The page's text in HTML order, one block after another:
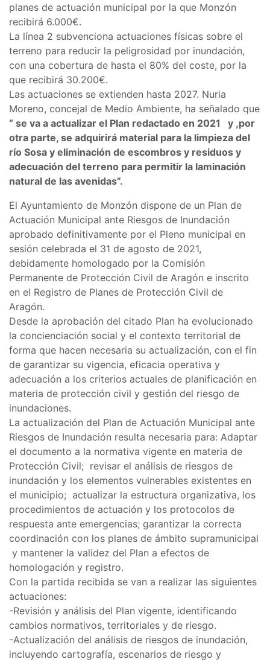
planes de actuación municipal por la que Monzón
recibirá 6.000€.
La línea 2 subvenciona actuaciones físicas sobre el
terreno para reducir la peligrosidad por inundación,
con una cobertura de hasta el 80% del coste, por la
que recibirá 30.200€.
Las actuaciones se extienden hasta 2027. Nuria
Moreno, concejal de Medio Ambiente, ha señalado que
“ se va a actualizar el Plan redactado en 2021 y ,por
otra parte, se adquirirá material para la limpieza del
río Sosa y eliminación de escombros y residuos y
adecuación del terreno para permitir la laminación
natural de las avenidas”.
El Ayuntamiento de Monzón dispone de un Plan de
Actuación Municipal ante Riesgos de Inundación
aprobado definitivamente por el Pleno municipal en
sesión celebrada el 31 de agosto de 2021,
debidamente homologado por la Comisión
Permanente de Protección Civil de Aragón e inscrito
en el Registro de Planes de Protección Civil de
Aragón.
Desde la aprobación del citado Plan ha evolucionado
la concienciación social y el contexto territorial de
forma que hacen necesaria su actualización, con el fin
de garantizar su vigencia, eficacia operativa y
adecuación a los criterios actuales de planificación en
materia de protección civil y gestión del riesgo de
inundaciones.
La actualización del Plan de Actuación Municipal ante
Riesgos de Inundación resulta necesaria para: Adaptar
el documento a la normativa vigente en materia de
Protección Civil; revisar el análisis de riesgos de
inundación y los elementos vulnerables existentes en
el municipio; actualizar la estructura organizativa, los
procedimientos de actuación y los protocolos de
respuesta ante emergencias; garantizar la correcta
coordinación con los planes de ámbito supramunicipal
y mantener la validez del Plan a efectos de
homologación y registro.
Con la partida recibida se van a realizar las siguientes
actuaciones:
-Revisión y análisis del Plan vigente, identificando
cambios normativos, territoriales y de riesgo.
-Actualización del análisis de riesgos de inundación,
incluyendo cartografía, escenarios de riesgo y